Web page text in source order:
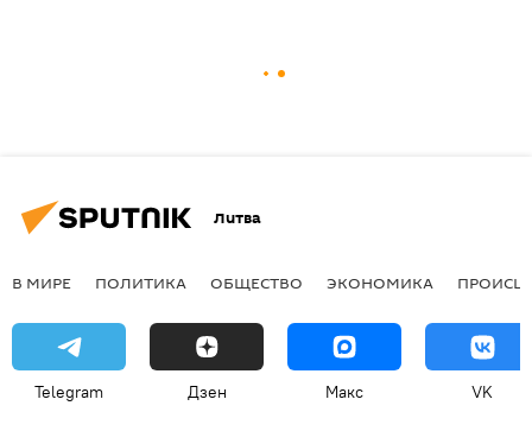
Литва
В МИРЕ ПОЛИТИКА ОБЩЕСТВО ЭКОНОМИКА
Telegram Дзен Макс VK